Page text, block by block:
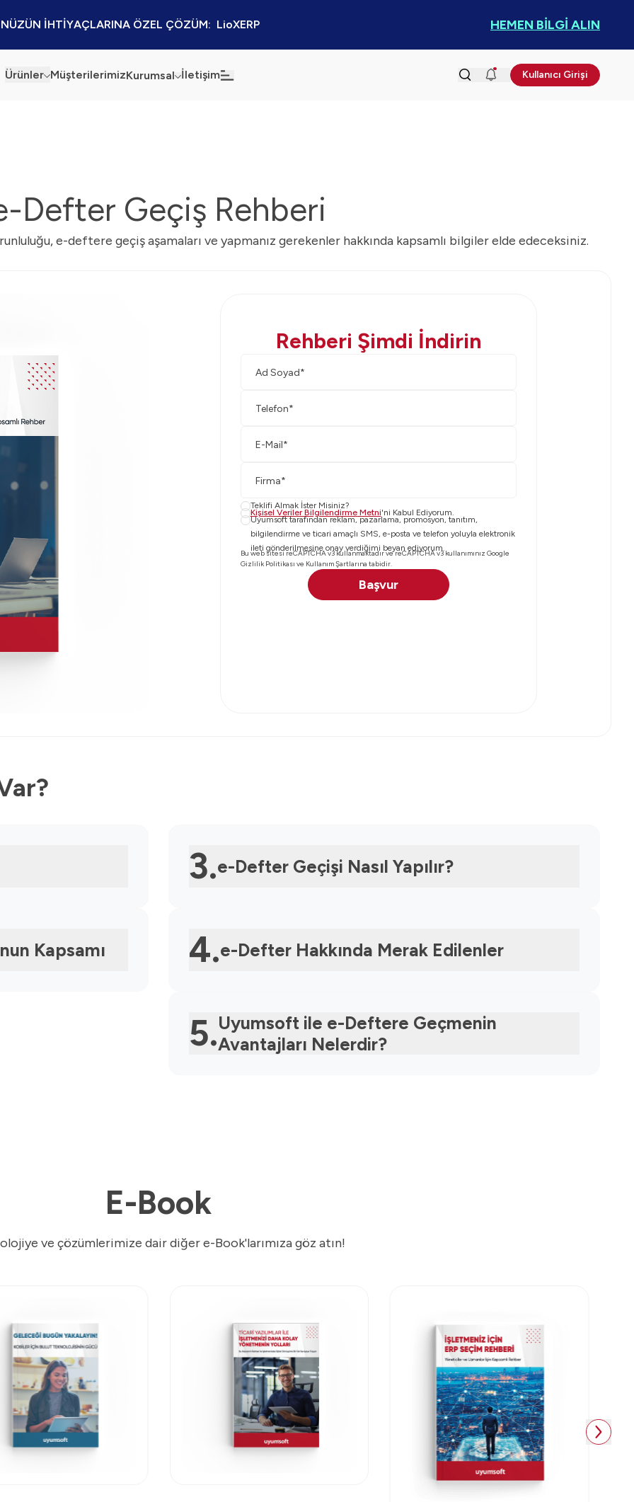
İHTİYAÇLARINA ÖZEL ÇÖZÜM:  LioXERP HEMEN BİLGİ ALIN
Ürünler MüşterilerimizKurumsal
Bilgi Güvenliği
Bilgi Toplumu Hizmetleri
İletişim
Etkinlikler
Sektörel Çözümler
Kullanıcı Girişi
Defter Geçiş Rehberi
e-deftere geçiş aşamaları ve yapmanız gerekenler hakkında kapsamlı bilgiler elde edeceksiniz.
Rehberi Şimdi İndirin
Teklifi Almak İster Misiniz?
Kişisel Veriler Bilgilendirme Metni'ni Kabul Ediyorum.
Uyumsoft tarafından reklam, pazarlama, promosyon, tanıtım,
bilgilendirme ve ticari amaçlı SMS, e-posta ve telefon yoluyla elektronik
ileti gönderilmesine onay verdiğimi beyan ediyorum.
Bu web sitesi reCAPTCHA v3 kullanmaktadır ve reCAPTCHA v3 kullanımınız Google
Gizlilik Politikası ve Kullanım Şartlarına tabidir.
Başvur
Kapsamı
3.e-Defter Geçişi Nasıl Yapılır?
4.e-Defter Hakkında Merak Edilenler
5.Uyumsoft ile e-Deftere Geçmenin
Avantajları Nelerdir?
E-Book
ve çözümlerimize dair diğer e-Book'larımıza göz atın!